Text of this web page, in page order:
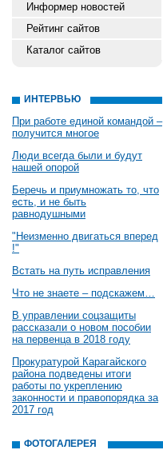
Информер новостей
Рейтинг сайтов
Каталог сайтов
ИНТЕРВЬЮ
При работе единой командой –
получится многое
Люди всегда были и будут
нашей опорой
Беречь и приумножать то, что
есть, и не быть
равнодушными
"Неизменно двигаться вперед
!"
Встать на путь исправления
Что не знаете – подскажем…
В управлении соцзащиты
рассказали о новом пособии
на первенца в 2018 году
Прокуратурой Карагайского
района подведены итоги
работы по укреплению
законности и правопорядка за
2017 год
ФОТОГАЛЕРЕЯ